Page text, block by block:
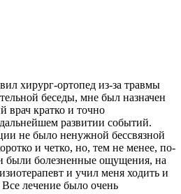
хирург-ортопед из-за травмы
беседы, мне был назначен
врач кратко и точно
развитии событий.
не было ненужной бессвязной
и четко, но, тем не менее, по-
были болезненные ощущения, на
и учил меня ходить и
лечение было очень